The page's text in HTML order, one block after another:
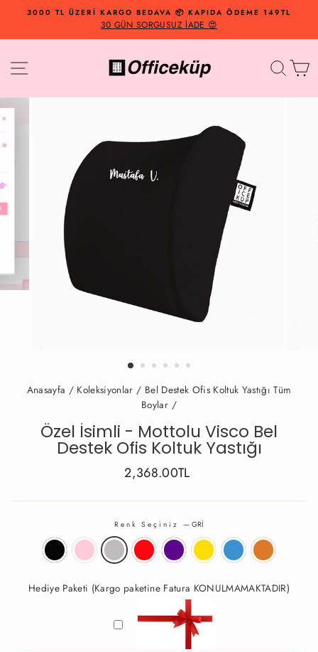
İçeriğe3000 TL ÜZERİ KARGO BEDAVA 📦 KAPIDA ÖDEME 149TL
30 GÜN SORGUSUZ İADE 😍
Arama
Anasayfa / Koleksiyonlar / Bel Destek Ofis Koltuk Yastığı Tüm
Boylar /
Özel İsimli - Mottolu Visco Bel
Destek Ofis Koltuk Yastığı
Fiyat
2,368.00TL
Renk Seçiniz—GRİ
Hediye Paketi (Kargo paketine Fatura KONULMAMAKTADIR)